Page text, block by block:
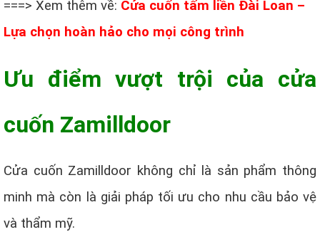
===> Xem thêm về: Cửa cuốn tấm liền Đài Loan –
Lựa chọn hoàn hảo cho mọi công trình
Ưu điểm vượt trội của cửa
cuốn Zamilldoor
Cửa cuốn Zamilldoor không chỉ là sản phẩm thông
minh mà còn là giải pháp tối ưu cho nhu cầu bảo vệ
và thẩm mỹ.